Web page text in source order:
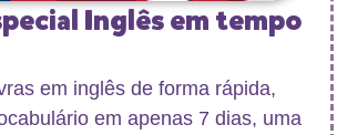
Inglês em tempo
em inglês de forma rápida,
em apenas 7 dias, uma